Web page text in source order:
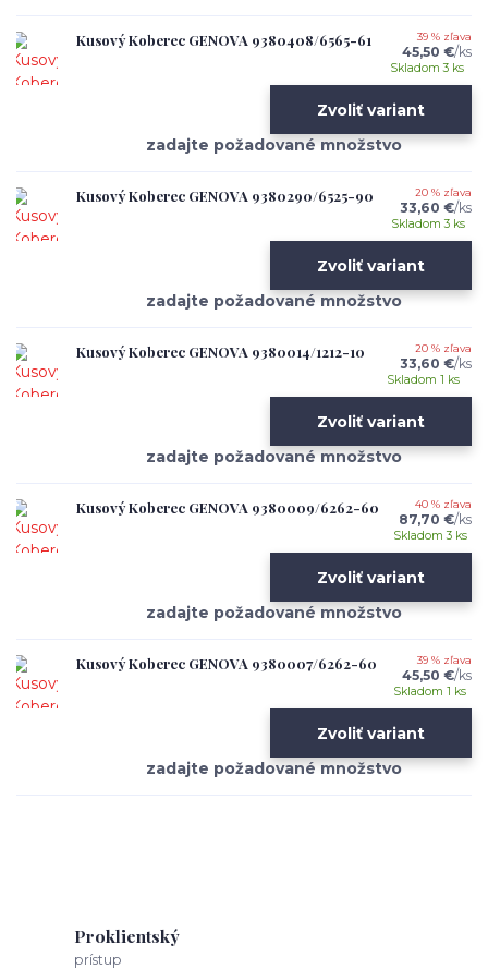
Kusový Koberec GENOVA 9380408/6565-61 39 % zľava
45,50 €/ks
Skladom 3 ks
Zvoliť variant
Kusový Koberec GENOVA 9380290/6525-90 20 % zľava
33,60 €/ks
Skladom 3 ks
Zvoliť variant
Kusový Koberec GENOVA 9380014/1212-10 20 % zľava
33,60 €/ks
Skladom 1 ks
Zvoliť variant
Kusový Koberec GENOVA 9380009/6262-60 40 % zľava
87,70 €/ks
Skladom 3 ks
Zvoliť variant
Kusový Koberec GENOVA 9380007/6262-60 39 % zľava
45,50 €/ks
Skladom 1 ks
Zvoliť variant
Proklientský
prístup